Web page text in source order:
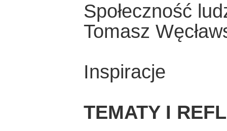
Społeczność
Tomasz
Inspiracje
TEMATY I